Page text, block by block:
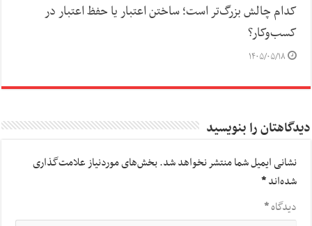
کدام چالش بزرگ‌تر است؛ ساختن اعتبار یا حفظ اعتبار در
کسب‌وکار؟
۱۴۰۵/۰۵/۱۸
دیدگاهتان را بنویسید
نشانی ایمیل شما منتشر نخواهد شد.بخش‌های موردنیاز علامت‌گذاری
شده‌اند*
دیدگاه*